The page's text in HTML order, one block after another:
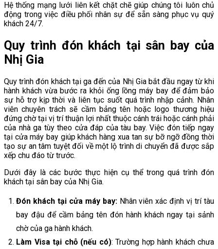
Hệ thống mạng lưới liên kết chặt chẽ giúp chúng tôi luôn chủ
động trong việc điều phối nhân sự để sẵn sàng phục vụ quý
khách 24/7.
Quy trình đón khách tại sân bay của
Nhị Gia
Quy trình đón khách tại ga đến của Nhị Gia bắt đầu ngay từ khi
hành khách vừa bước ra khỏi ống lồng máy bay để đảm bảo
sự hỗ trợ kịp thời và liên tục suốt quá trình nhập cảnh. Nhân
viên chuyên trách sẽ cầm bảng tên hoặc logo thương hiệu
đứng chờ tại vị trí thuận lợi nhất thuộc cánh trái hoặc cánh phải
của nhà ga tùy theo cửa đáp của tàu bay. Việc đón tiếp ngay
tại cửa máy bay giúp khách hàng xua tan sự bỡ ngỡ đồng thời
tạo sự an tâm tuyệt đối về một lộ trình di chuyển đã được sắp
xếp chu đáo từ trước.
Dưới đây là các bước thực hiện cụ thể trong quá trình đón
khách tại sân bay của Nhị Gia.
Đón khách tại cửa máy bay:Nhân viên xác định vị trí tàu
bay đậu để cầm bảng tên đón hành khách ngay tại sảnh
chờ của ga hành khách.
Làm Visa tại chỗ (nếu có): Trường hợp hành khách chưa